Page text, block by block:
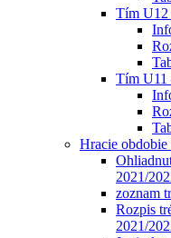
Tím U12
Tím U11
Hracie obdobie
2021/
zoznam
Rozpis
2021/